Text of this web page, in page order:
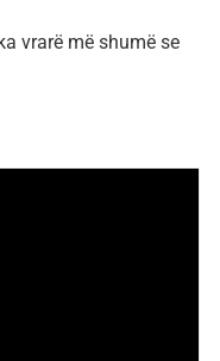
vrarë më shumë se